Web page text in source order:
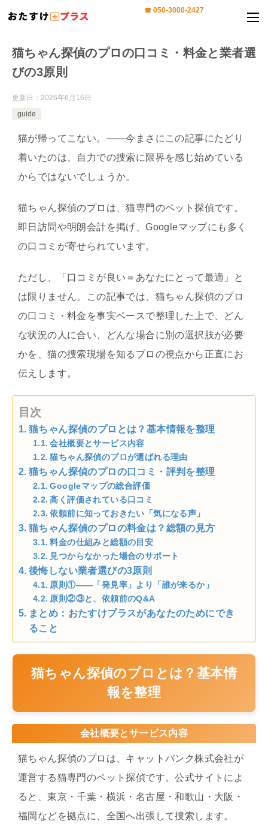
猫ちゃん探偵のプロの口コミ・料金と業者選
びの3原則
更新日： 2026年6月16日
guide
猫が帰ってこない。——今まさにこの記事にたどり
着いたのは、自力での捜索に限界を感じ始めている
からではないでしょうか。
猫ちゃん探偵のプロは、猫専門のペット探偵です。
即日訪問や明朗会計を掲げ、Googleマップにも多く
の口コミが寄せられています。
ただし、「口コミが良い＝あなたにとって最適」と
は限りません。この記事では、猫ちゃん探偵のプロ
の口コミ・料金を事実ベースで整理した上で、どん
な状況の人に合い、どんな場合に別の選択肢が必要
かを、猫の捜索現場を知るプロの視点から正直にお
伝えします。
目次
猫ちゃん探偵のプロとは？基本情報を整理
会社概要とサービス内容
猫ちゃん探偵のプロが選ばれる理由
猫ちゃん探偵のプロの口コミ・評判を整理
Googleマップの総合評価
高く評価されている口コミ
依頼前に知っておきたい「気になる声」
猫ちゃん探偵のプロの料金は？総額の見方
料金の仕組みと総額の目安
見つからなかった場合のサポート
後悔しない業者選びの3原則
原則①——「発見率」より「誰が来るか」
原則②③と、依頼前のQ&A
まとめ：おたすけプラスがあなたのためにでき
ること
猫ちゃん探偵のプロとは？基本情
報を整理
会社概要とサービス内容
猫ちゃん探偵のプロは、キャットバンク株式会社が
運営する猫専門のペット探偵です。公式サイトによ
ると、東京・千葉・横浜・名古屋・和歌山・大阪・
福岡などを拠点に、全国へ出張して捜索します。